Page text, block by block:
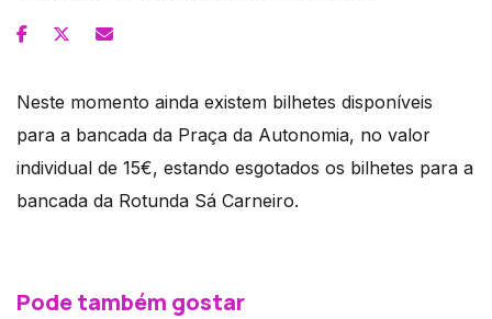
Neste momento ainda existem bilhetes disponíveis
para a bancada da Praça da Autonomia, no valor
individual de 15€, estando esgotados os bilhetes para a
bancada da Rotunda Sá Carneiro.
Pode também gostar